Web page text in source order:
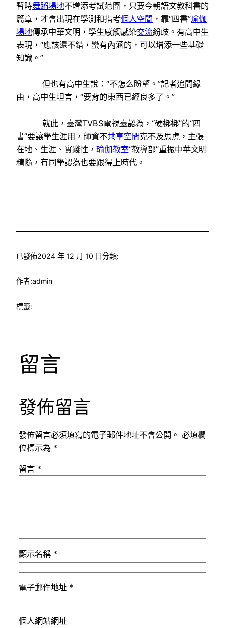
暫時舞蹈場地不增添考試范圍，只要今朝語文教科書的
篇章，才會出現在學測和指考個人空間 ，靠“四書”瑜伽
場地傳承中華文明，學生感觸感染交流紛歧。有高中生
表現，“應該還不錯，蠻有內涵的，可以增添一些基礎
知識。”
但也有高中生說：“不怎么盼望。”記者追問緣
由，高中生坦言，“要背的東西已經良多了。”
就此，臺灣TVBS電視臺認為，“硬梆梆”的“四
書”要讓學生涯用，師資不共享空間克不及馬虎，主張
在地、生涯、實踐性， 瑜伽教室“教導部”重振中華文明
精隨，有同學認為也要跟得上時代。
已發佈2024 年 12 月 10 日分類:
作者:admin
標籤:
留言
發佈留言
發佈留言必須填寫的電子郵件地址不會公開。 必填欄
位標示為 *
留言 *
顯示名稱 *
電子郵件地址 *
個人網站網址